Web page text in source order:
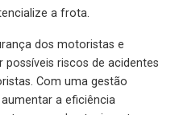
a frota.
dos motoristas e
riscos de acidentes
Com uma gestão
a eficiência